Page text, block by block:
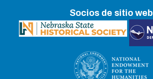
Socios de sitio web